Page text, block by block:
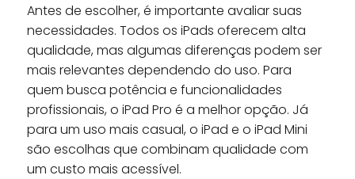
Antes de escolher, é importante avaliar suas
necessidades. Todos os iPads oferecem alta
qualidade, mas algumas diferenças podem ser
mais relevantes dependendo do uso. Para
quem busca potência e funcionalidades
profissionais, o iPad Pro é a melhor opção. Já
para um uso mais casual, o iPad e o iPad Mini
são escolhas que combinam qualidade com
um custo mais acessível.